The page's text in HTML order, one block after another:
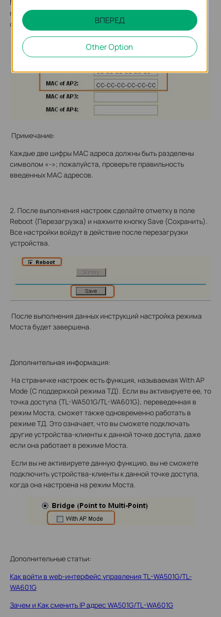
МАС адреса других точек доступа, которые вы хотите
подключить (Точки доступа В и Точки доступа С), в
соответствующие поля.
Примечание:
Каждые две цифры МАС адреса должны быть разделены
символом «-»; пожалуйста, проверьте правильность
введенных МАС адресов.
2. После выполнения настроек сделайте отметку в поле
Reboot (Перезагрузка) и нажмите кнопку Save (Сохранить).
Все настройки войдут в действие после перезагрузки
устройства.
После выполнения данных инструкций настройка режима
Моста будет завершена.
Дополнительная информация:
На страничке настроек есть функция, называемая With AP
Mode (С поддержкой режима ТД). Если вы активируете ее, то
точка доступа (TL-WA501G/TL-WA601G), переведенная в
режим Моста, сможет также одновременно работать в
режиме ТД. Это означает, что вы сможете подключать
другие устройства-клиенты к данной точке доступа, даже
если она работает в режиме Моста.
Если вы не активируете данную функцию, вы не сможете
подключить устройства-клиенты к данной точке доступа,
когда она настроена на режим Моста.
Дополнительные статьи:
Как войти в web-интерфейс управления TL-WA501G/TL-
WA601G
Зачем и Как сменить IP адрес WA501G/TL-WA601G
ВПЕРЕД
Other Option